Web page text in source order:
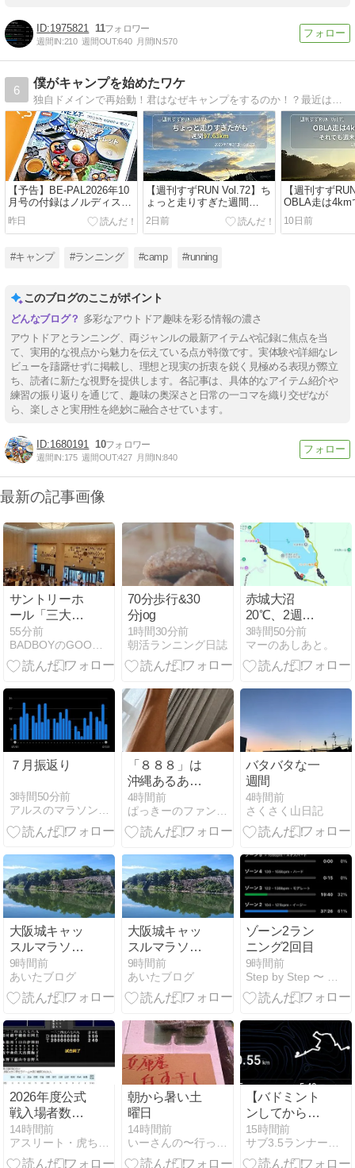
1975821 11
週間IN:210 週間OUT:640 月間IN:570
6
僕がキャンプを始めたワケ
【予告】BE-PAL2026年10
月号の付録はノルディスク
4ホール鋳鉄スキレット｜4
つ同時に焼けて楽しそう！
昨日
【週刊すずRUN Vol.72】ち
ょっと走りすぎた週間
97.63km――OBLA8kmと
5000mTT再挑戦｜
2026/07/27〜08/02【練習記
2日前
【週刊すず
OBLA走は4km
――1000m×7
で粘った1週間
2026/07/20〜
10日前
#キャンプ #ランニング #camp #running
このブログのここがポイント
多彩なアウトドア趣味を彩る情報の濃さ
アウトドアとランニング、両ジャンルの最新アイテムや記録に焦点を当
て、実用的な視点から魅力を伝えている点が特徴です。実体験や詳細なレ
ビューを躊躇せずに掲載し、理想と現実の折衷を鋭く見極める表現が際立
ち、読者に新たな視野を提供します。各記事は、具体的なアイテム紹介や
練習の振り返りを通じて、趣味の奥深さと日常の一コマを織り交ぜなが
ら、楽しさと実用性を絶妙に融合させています。
1680191 10
週間IN:175 週間OUT:427 月間IN:840
最新の記事画像
サントリーホ
ール「三大ヴ
ァイオリン協
奏曲の響宴」
に行ってきま
55分前
BADBOYのGOODBOY化計画
70分歩行&30
分jog
1時間30分前
朝活ランニング日誌
赤城大沼
20℃、2週連
続30km走
3時間50分前
マーのあしあと。
７月振返り
3時間50分前
アルスのマラソントレーニング日記
「８８８」は
沖縄あるある
＆台風なので
自宅で筋トレ
＆我慢できず
ける＆夕方パ
トラン
4時間前
ぱっきーのファンラン日記?
バタバタな一
週間
4時間前
さくさく山日記
大阪城キャッ
スルマラソン
21km
9時間前
あいたブログ
大阪城キャッ
スルマラソン
21km
9時間前
あいたブログ
ゾーン2ラン
ニング2回目
9時間前
Step by Step 〜 還暦でサロマンブルー♪
2026年度公式
戦入場者数
200万人突
破！才木が無
失点の圧巻投
14時間前
アスリート・虎ちゃん77のスポーツ日記
朝から暑い土
曜日
14時間前
いーさんの〜行って観て食べて〜ブログ
【バドミント
ンしてからの
緩いjog】帰宅
ラン10.5km
15時間前
サブ3.5ランナー駿介の駿足ラン日記